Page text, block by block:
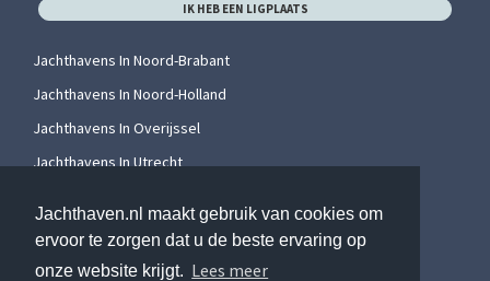
Jachthaven.nl maakt gebruik van cookies om
ervoor te zorgen dat u de beste ervaring op
onze website krijgt. Lees meer
IK HEB EEN LIGPLAATS
Jachthavens In Noord-Brabant
Jachthavens In Noord-Holland
Jachthavens In Overijssel
Jachthavens In Utrecht
Jachthavens In Zuid-Holland